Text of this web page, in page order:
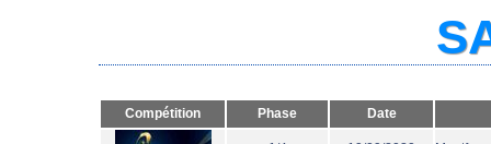
Compétition Phase Date